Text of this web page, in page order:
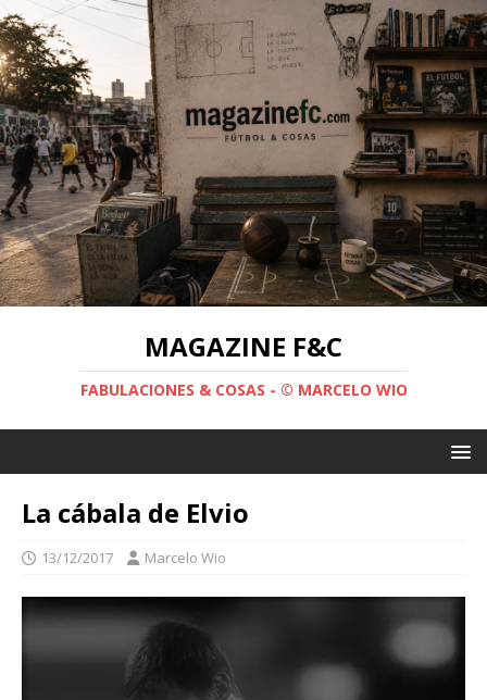
MAGAZINE F&C
FABULACIONES & COSAS - © MARCELO WIO
La cábala de Elvio
13/12/2017 Marcelo Wio